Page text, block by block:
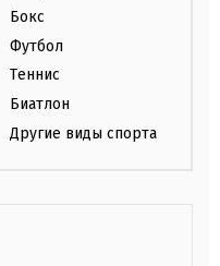
Бокс
Футбол
Теннис
Биатлон
Другие виды спорта